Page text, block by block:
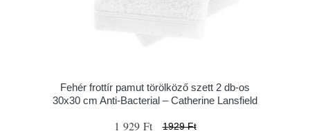
Fehér frottír pamut törölköző szett 2 db-os
30x30 cm Anti-Bacterial – Catherine Lansfield
1 929 Ft 1929 Ft